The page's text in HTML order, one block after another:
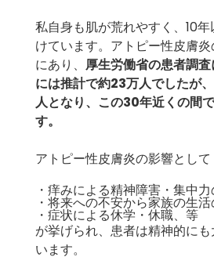
私自身も肌が荒れやすく、10
けています。アトピー性皮膚
にあり、 厚生労働省の患者調
には推計で約23万人でしたが
人となり、この30年近くの間
す。
アトピー性皮膚炎の影響として
・痒みによる精神障害・集中
・将来への不安から家族の生
・症状による休学・休職、等
が挙げられ、患者は精神的に
います。